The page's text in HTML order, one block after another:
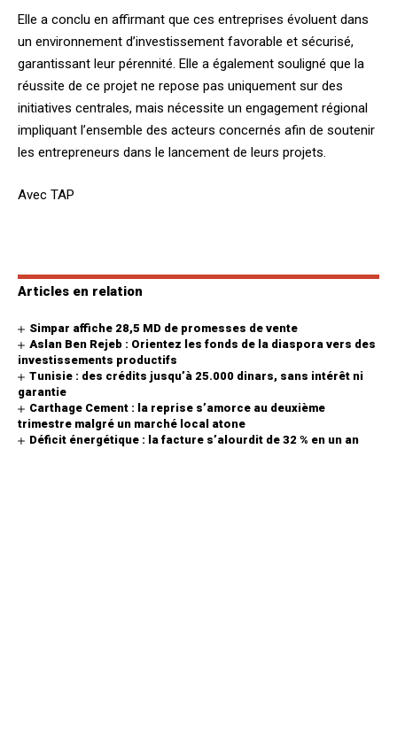
Elle a conclu en affirmant que ces entreprises évoluent dans
un environnement d’investissement favorable et sécurisé,
garantissant leur pérennité. Elle a également souligné que la
réussite de ce projet ne repose pas uniquement sur des
initiatives centrales, mais nécessite un engagement régional
impliquant l’ensemble des acteurs concernés afin de soutenir
les entrepreneurs dans le lancement de leurs projets.
Avec TAP
Articles en relation
Simpar affiche 28,5 MD de promesses de vente
Aslan Ben Rejeb : Orientez les fonds de la diaspora vers des
investissements productifs
Tunisie : des crédits jusqu’à 25.000 dinars, sans intérêt ni
garantie
Carthage Cement : la reprise s’amorce au deuxième
trimestre malgré un marché local atone
Déficit énergétique : la facture s’alourdit de 32 % en un an